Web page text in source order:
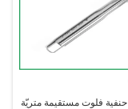
DIN 371 حنفية فلوت مستقيمة متريّة